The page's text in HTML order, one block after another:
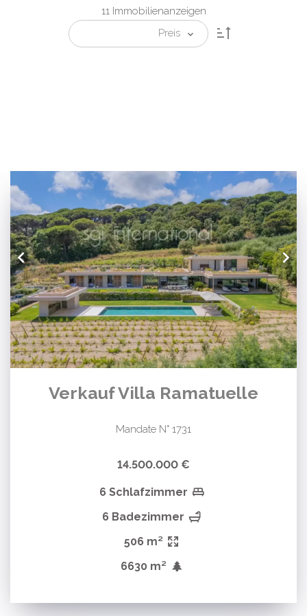
11 Immobilienanzeigen
Preis
Verkauf Villa Ramatuelle
Mandate N° 1731
14.500.000 €
6 Schlafzimmer
6 Badezimmer
506 m²
6630 m²